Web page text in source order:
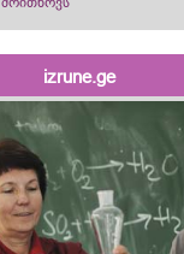
izrune.ge